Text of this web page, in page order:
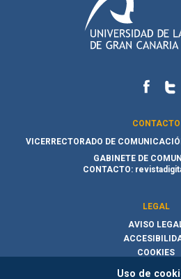
CONTACTO
VICERRECTORADO DE
GABINETE DE
CONTACTO:
LEGAL
AVISO
COOKIES
Uso de